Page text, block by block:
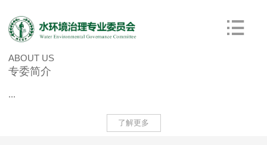
ABOUT US
专委简介
...
了解更多